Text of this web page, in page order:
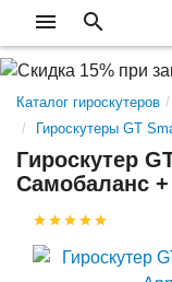
Каталог гироскутеров
Гироскутеры GT
Гироскутер
Самобаланс